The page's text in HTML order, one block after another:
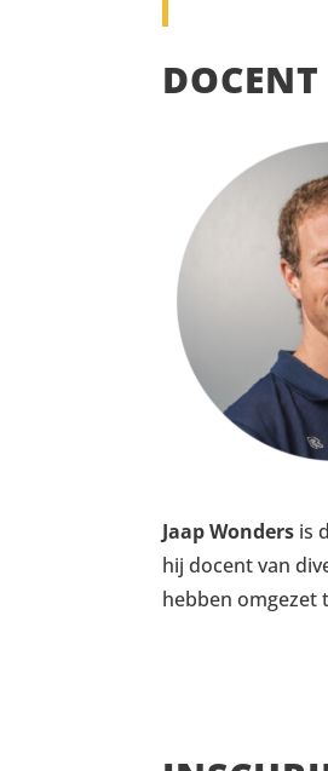
DOCENT
Jaap Wonders is
hij docent van
hebben omgezet